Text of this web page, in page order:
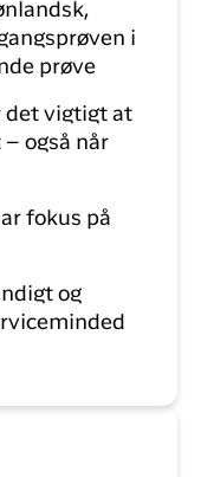
i
prøve
det vigtigt at
også når
fokus på
og